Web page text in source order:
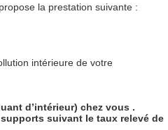
la prestation suivante :
intérieure de votre
d’intérieur) chez vous .
suivant le taux relevé de